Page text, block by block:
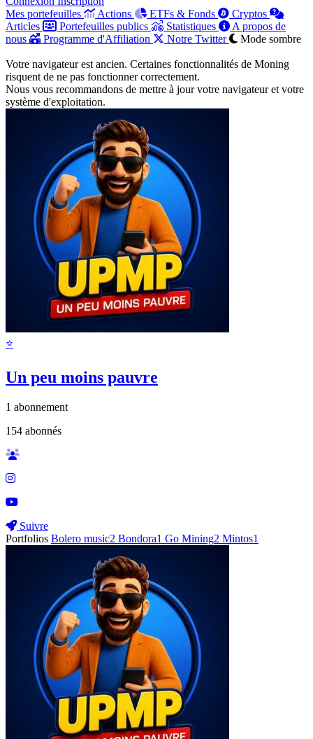
Mes portefeuilles
Actions ETFs & Fonds
Cryptos
Articles
Portefeuilles publics Statistiques
A propos de
nous
Programme d'Affiliation Notre Twitter Mode sombre
Votre navigateur est ancien. Certaines fonctionnalités de Moning
risquent de ne pas fonctionner correctement.
Nous vous recommandons de mettre à jour votre navigateur et votre
système d'exploitation.
⭐️
Un peu moins pauvre
1 abonnement
154 abonnés
Suivre
Portfolios Bolero music2 Bondora1 Go Mining2 Mintos1